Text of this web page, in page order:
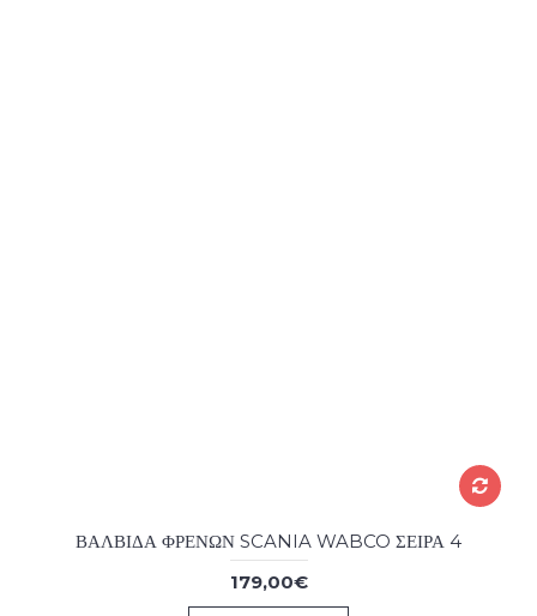
ΒΑΛΒΙΔΑ ΦΡΕΝΩΝ SCANIA WABCO ΣΕΙΡΑ 4
179,00€